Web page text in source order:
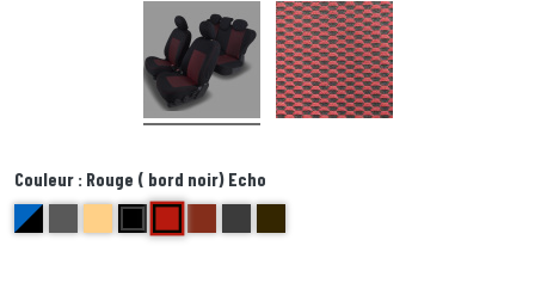
Couleur : Rouge ( bord noir) Echo
bleu et noir Delta
anthracite golf
beige bravo
noir centre gris bord noir foxtrot
Rouge ( bord noir) Echo